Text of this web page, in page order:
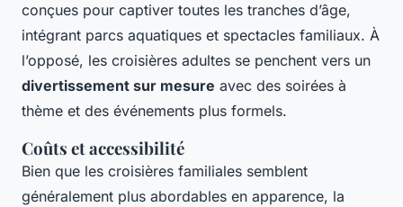
conçues pour captiver toutes les tranches d’âge,
intégrant parcs aquatiques et spectacles familiaux. À
l’opposé, les croisières adultes se penchent vers un
divertissement sur mesure avec des soirées à
thème et des événements plus formels.
Coûts et accessibilité
Bien que les croisières familiales semblent
généralement plus abordables en apparence, la